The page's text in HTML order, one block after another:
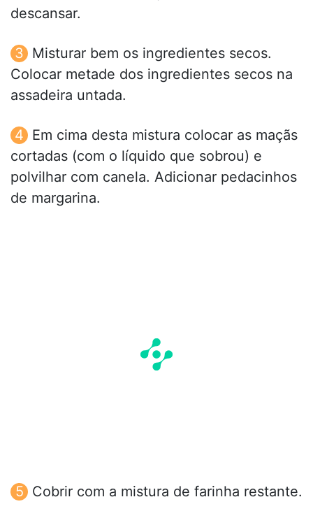
descansar.
Misturar bem os ingredientes secos.
Colocar metade dos ingredientes secos na
assadeira untada.
Em cima desta mistura colocar as maçãs
cortadas (com o líquido que sobrou) e
polvilhar com canela. Adicionar pedacinhos
de margarina.
Cobrir com a mistura de farinha restante.